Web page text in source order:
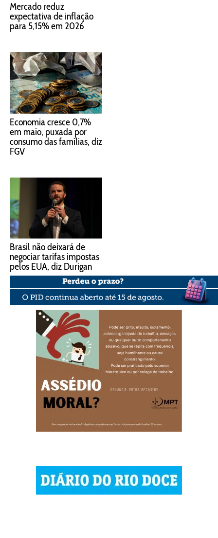
Mercado reduz
expectativa de inflação
para 5,15% em 2026
Economia cresce 0,7%
em maio, puxada por
consumo das famílias, diz
FGV
Brasil não deixará de
negociar tarifas impostas
pelos EUA, diz Durigan